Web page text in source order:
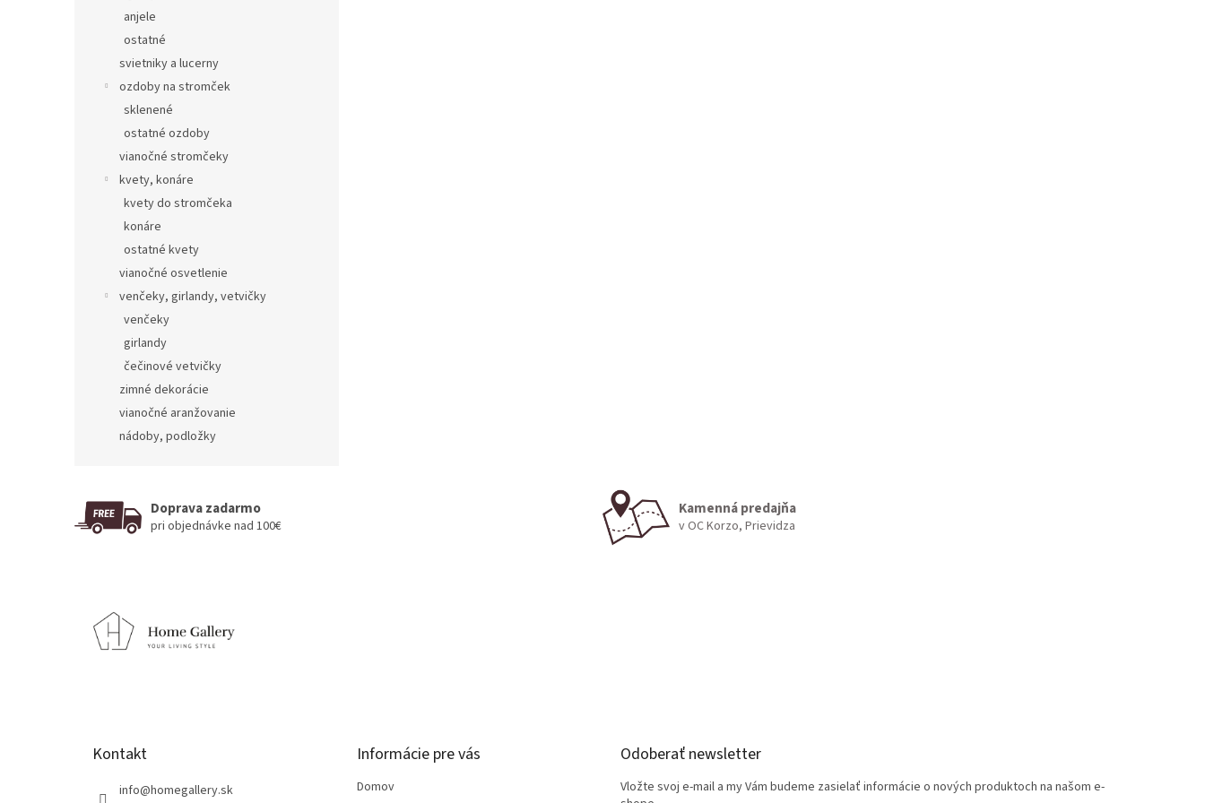
anjele
ostatné
svietniky a lucerny
ozdoby na stromček
sklenené
ostatné ozdoby
vianočné stromčeky
kvety, konáre
kvety do stromčeka
konáre
ostatné kvety
vianočné osvetlenie
venčeky, girlandy, vetvičky
venčeky
girlandy
čečinové vetvičky
zimné dekorácie
vianočné aranžovanie
nádoby, podložky
Doprava zadarmo
pri objednávke nad 100€
Kamenná predajňa
v OC Korzo, Prievidza
Kontakt
info@homegallery.sk
Informácie pre vás
Domov
Odoberať newsletter
Vložte svoj e-mail a my Vám budeme zasielať informácie o nových produktoch na našom e-